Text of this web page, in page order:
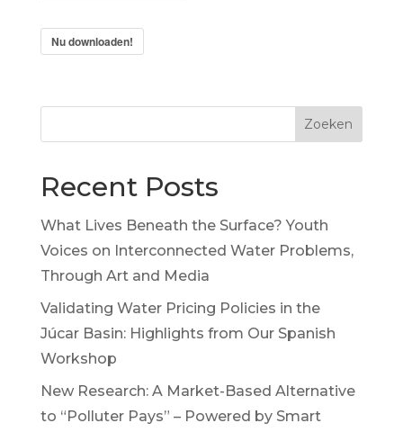
Nu downloaden!
Zoeken
Recent Posts
What Lives Beneath the Surface? Youth
Voices on Interconnected Water Problems,
Through Art and Media
Validating Water Pricing Policies in the
Júcar Basin: Highlights from Our Spanish
Workshop
New Research: A Market-Based Alternative
to “Polluter Pays” – Powered by Smart